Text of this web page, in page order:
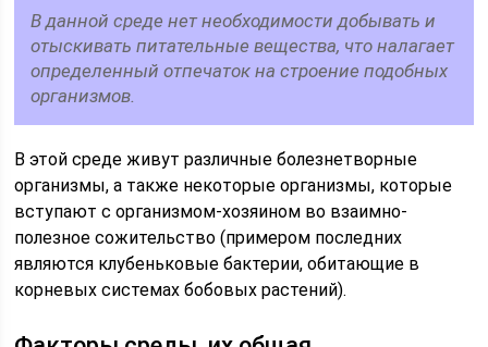
В данной среде нет необходимости добывать и
отыскивать питательные вещества, что налагает
определенный отпечаток на строение подобных
организмов.
В этой среде живут различные болезнетворные
организмы, а также некоторые организмы, которые
вступают с организмом-хозяином во взаимно-
полезное сожительство (примером последних
являются клубеньковые бактерии, обитающие в
корневых системах бобовых растений).